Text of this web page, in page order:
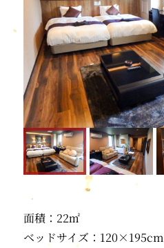
面積：22㎡
ベッドサイズ：120×195cm